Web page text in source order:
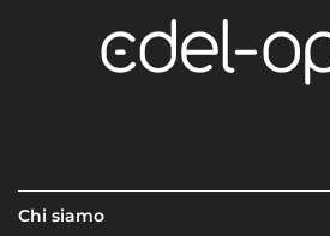
Chi siamo